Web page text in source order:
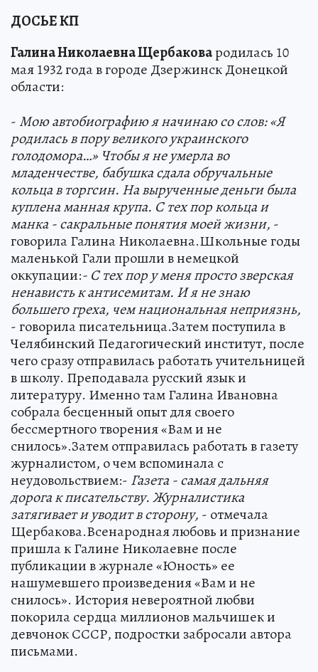
ДОСЬЕ КП
Галина Николаевна Щербаковародилась 10
мая 1932 года в городе Дзержинск Донецкой
области:
- Мою автобиографию я начинаю со слов: «Я
родилась в пору великого украинского
голодомора…» Чтобы я не умерла во
младенчестве, бабушка сдала обручальные
кольца в торгсин. На вырученные деньги была
куплена манная крупа. С тех пор кольца и
манка - сакральные понятия моей жизни, -
говорила Галина Николаевна.Школьные годы
маленькой Гали прошли в немецкой
оккупации:- С тех пор у меня просто зверская
ненависть к антисемитам. И я не знаю
большего греха, чем национальная неприязнь,
- говорила писательница.Затем поступила в
Челябинский Педагогический институт, после
чего сразу отправилась работать учительницей
в школу. Преподавала русский язык и
литературу. Именно там Галина Ивановна
собрала бесценный опыт для своего
бессмертного творения «Вам и не
снилось».Затем отправилась работать в газету
журналистом, о чем вспоминала с
неудовольствием:- Газета - самая дальняя
дорога к писательству. Журналистика
затягивает и уводит в сторону, - отмечала
Щербакова.Всенародная любовь и признание
пришла к Галине Николаевне после
публикации в журнале «Юность» ее
нашумевшего произведения «Вам и не
снилось». История невероятной любви
покорила сердца миллионов мальчишек и
девчонок СССР, подростки забросали автора
письмами.